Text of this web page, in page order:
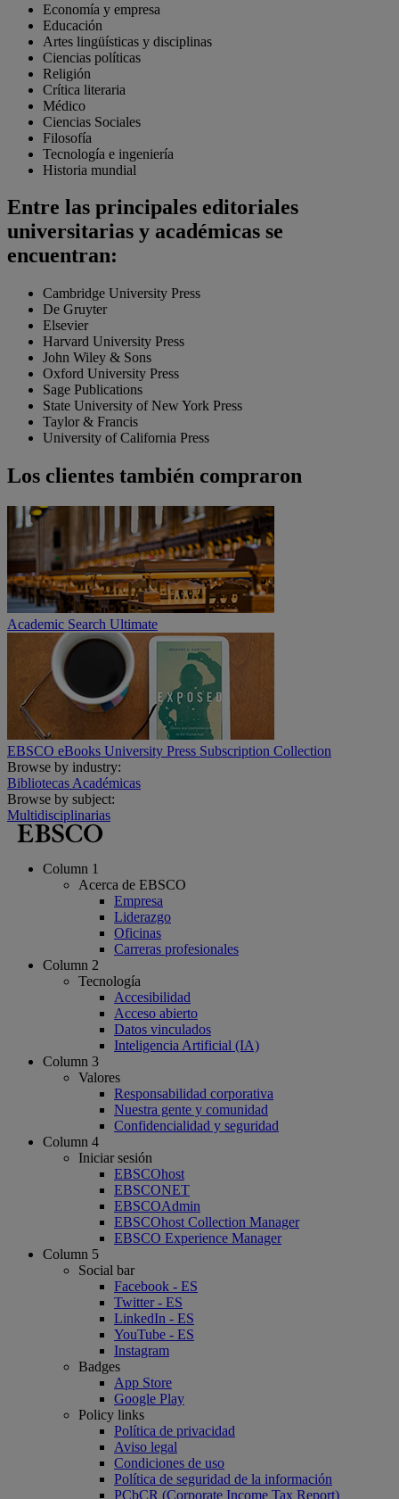
Economía y empresa
Educación
Artes lingüísticas y disciplinas
Ciencias políticas
Religión
Crítica literaria
Médico
Ciencias Sociales
Filosofía
Tecnología e ingeniería
Historia mundial
Entre las principales editoriales
universitarias y académicas se
encuentran:
Cambridge University Press
De Gruyter
Elsevier
Harvard University Press
John Wiley & Sons
Oxford University Press
Sage Publications
State University of New York Press
Taylor & Francis
University of California Press
Los clientes también compraron
Academic Search Ultimate
EBSCO eBooks University Press Subscription Collection
Browse by industry:
Bibliotecas Académicas
Browse by subject:
Multidisciplinarias
Column 1
Acerca de EBSCO
Empresa
Liderazgo
Oficinas
Carreras profesionales
Column 2
Tecnología
Accesibilidad
Acceso abierto
Datos vinculados
Inteligencia Artificial (IA)
Column 3
Valores
Responsabilidad corporativa
Nuestra gente y comunidad
Confidencialidad y seguridad
Column 4
Iniciar sesión
EBSCOhost
EBSCONET
EBSCOAdmin
EBSCOhost Collection Manager
EBSCO Experience Manager
Column 5
Social bar
Facebook - ES
Twitter - ES
LinkedIn - ES
YouTube - ES
Instagram
Badges
App Store
Google Play
Policy links
Política de privacidad
Aviso legal
Condiciones de uso
Política de seguridad de la información
PCbCR (Corporate Income Tax Report)